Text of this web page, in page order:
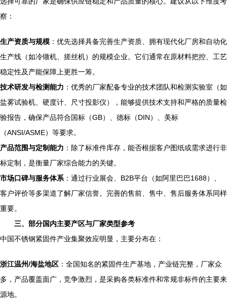
察：
生产资质与规模 ：优先选择具备完善生产资质、拥有现代化厂房和自动化
生产线（如冷镦机、搓丝机）的规模企业。它们通常在原材料把控、工艺
稳定性及产能保障上更胜一筹。
技术研发与检测能力 ：优秀的厂家配备专业的技术团队和检测实验室（如
盐雾试验机、硬度计、尺寸投影仪），能够提供技术支持和严格的质量检
验报告，确保产品符合国标（GB）、德标（DIN）、美标
（ANSI/ASME）等要求。
产品范围与定制能力 ：除了标准件库存，能否根据客户图纸或需求进行非
标定制，是衡量厂家综合能力的关键。
市场口碑与服务体系 ：通过行业展会、B2B平台（如阿里巴巴1688）、
客户评价等多渠道了解厂家信誉。完善的售前、售中、售后服务体系同样
重要。
三、部分国内主要产区与厂家类型参考
中国不锈钢紧固件产业集聚效应明显，主要分布在：
浙江温州/海盐地区 ：全国知名的紧固件生产基地，产业链完整，厂家众
多，产品覆盖面广，竞争激烈，是采购各类标准件和常规非标件的主要来
源地。